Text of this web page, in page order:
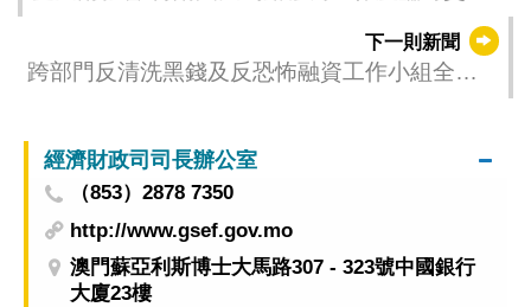
下一則新聞
跨部門反清洗黑錢及反恐怖融資工作小組全體
經濟財政司司長辦公室
（853）2878 7350
http://www.gsef.gov.mo
澳門蘇亞利斯博士大馬路307 - 323號中國銀行
大廈23樓